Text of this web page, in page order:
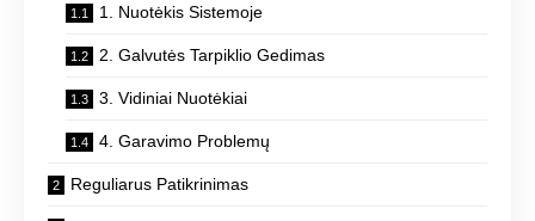
1. Nuotėkis Sistemoje
2. Galvutės Tarpiklio Gedimas
3. Vidiniai Nuotėkiai
4. Garavimo Problemų
Reguliarus Patikrinimas